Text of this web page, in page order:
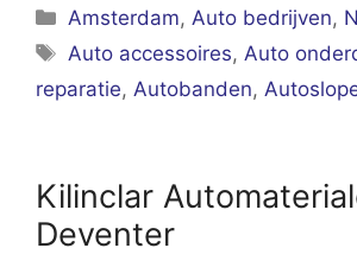
Categorieën
Amsterdam,Auto bedrijven,
Tags
Auto accessoires,Auto
reparatie, Autobanden,
Kilinclar
Deventer